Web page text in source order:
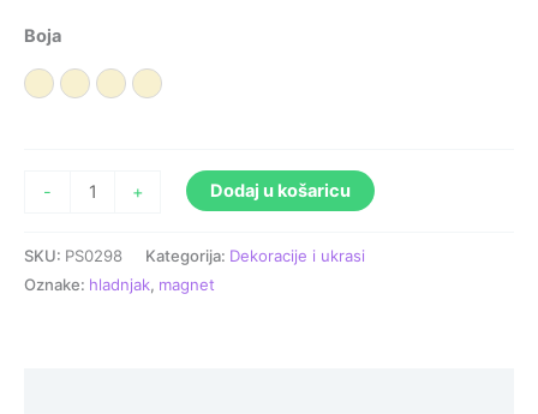
Boja
Prirodna A
Prirodna B
Prirodna CPrirodna D
- + Dodaj u košaricu
SKU: PS0298 Kategorija: Dekoracije i ukrasi
Oznake: hladnjak, magnet